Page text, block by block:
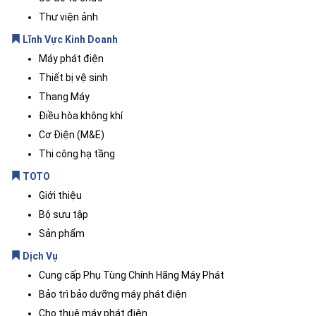
Thư viện ảnh
Lĩnh Vực Kinh Doanh
Máy phát điện
Thiết bị vệ sinh
Thang Máy
Điều hòa không khí
Cơ Điện (M&E)
Thi công hạ tầng
TOTO
Giới thiệu
Bộ sưu tập
Sản phẩm
Dịch Vụ
Cung cấp Phụ Tùng Chính Hãng Máy Phát
Bảo trì bảo dưỡng máy phát điện
Cho thuê máy phát điện